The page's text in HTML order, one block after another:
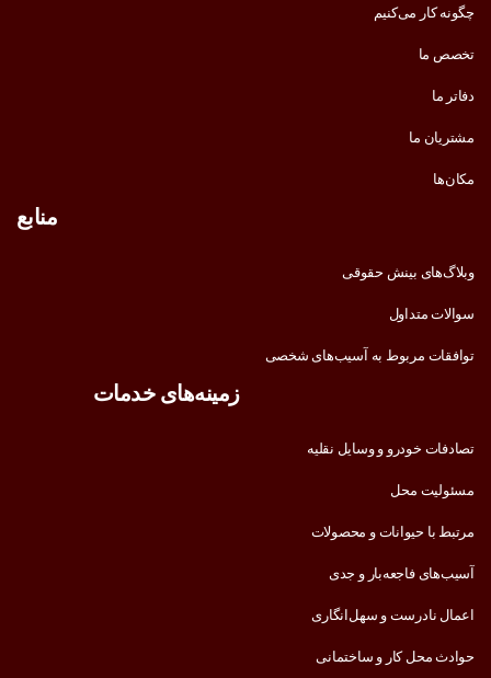
چگونه کار می‌کنیم
تخصص ما
دفاتر ما
مشتریان ما
مکان‌ها
منابع
وبلاگ‌های بینش حقوقی
سوالات متداول
توافقات مربوط به آسیب‌های شخصی
زمینه‌های خدمات
تصادفات خودرو و وسایل نقلیه
مسئولیت محل
مرتبط با حیوانات و محصولات
آسیب‌های فاجعه‌بار و جدی
اعمال نادرست و سهل‌انگاری
حوادث محل کار و ساختمانی